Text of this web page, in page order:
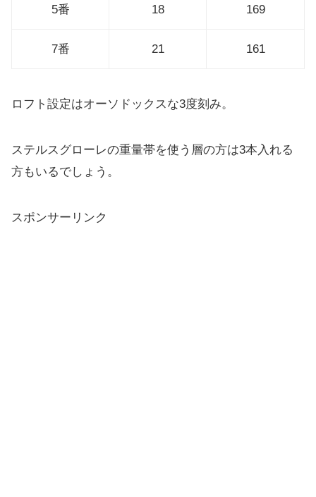
5番 18 169
7番 21 161
ロフト設定はオーソドックスな3度刻み。
ステルスグローレの重量帯を使う層の方は3本入れる
方もいるでしょう。
スポンサーリンク